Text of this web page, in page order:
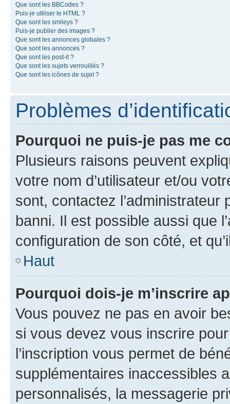
Que sont les BBCodes ?
Puis-je utiliser le HTML ?
Que sont les smileys ?
Puis-je publier des images ?
Que sont les annonces globales ?
Que sont les annonces ?
Que sont les post-it ?
Que sont les sujets verrouillés ?
Que sont les icônes de sujet ?
Problèmes
Pourquoi ne puis-je pas me
Plusieurs raisons peuvent
votre nom d’utilisateur et/ou
sont, contactez l’administrateur
banni. Il est possible aussi que
configuration de son côté, et
Haut
Pourquoi dois-je m’inscrire
Vous pouvez ne pas en avoir
si vous devez vous inscrire
l’inscription vous permet de
supplémentaires inaccessibles
personnalisés, la messagerie